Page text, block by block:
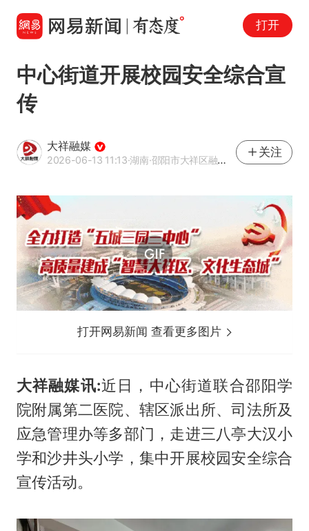
打开
中心街道开展校园安全综合宣
传
大祥融媒
2026-06-13 11:13·湖南·邵阳市大祥区融媒体中心官方网易号
关注
打开网易新闻 查看更多图片
大祥融媒讯:近日，中心街道联合邵阳学
院附属第二医院、辖区派出所、司法所及
应急管理办等多部门，走进三八亭大汉小
学和沙井头小学，集中开展校园安全综合
宣传活动。